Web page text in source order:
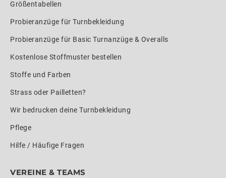
Größentabellen
Probieranzüge für Turnbekleidung
Probieranzüge für Basic Turnanzüge & Overalls
Kostenlose Stoffmuster bestellen
Stoffe und Farben
Strass oder Pailletten?
Wir bedrucken deine Turnbekleidung
Pflege
Hilfe / Häufige Fragen
VEREINE & TEAMS